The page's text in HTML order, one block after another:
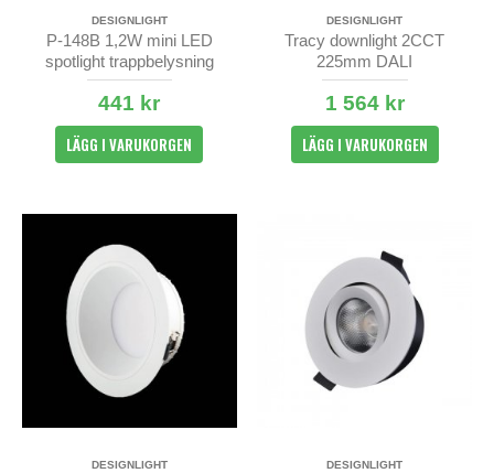
DESIGNLIGHT
P-148B 1,2W mini LED
spotlight trappbelysning
441 kr
LÄGG I VARUKORGEN
DESIGNLIGHT
Tracy downlight 2CCT
225mm DALI
1 564 kr
LÄGG I VARUKORGEN
DESIGNLIGHT DESIGNLIGHT